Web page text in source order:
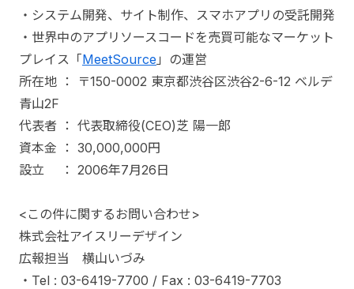
・システム開発、サイト制作、スマホアプリの受託開発
・世界中のアプリソースコードを売買可能なマーケット
プレイス「MeetSource 」の運営
所在地 ： 〒150-0002 東京都渋谷区渋谷2-6-12 ベルデ
青山2F
代表者 ： 代表取締役(CEO)芝 陽一郎
資本金 ： 30,000,000円
設立 ： 2006年7月26日
<この件に関するお問い合わせ>
株式会社アイスリーデザイン
広報担当 横山いづみ
・Tel : 03-6419-7700 / Fax : 03-6419-7703